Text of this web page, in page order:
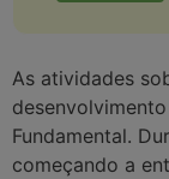
As atividades
Fundamental.
começando a